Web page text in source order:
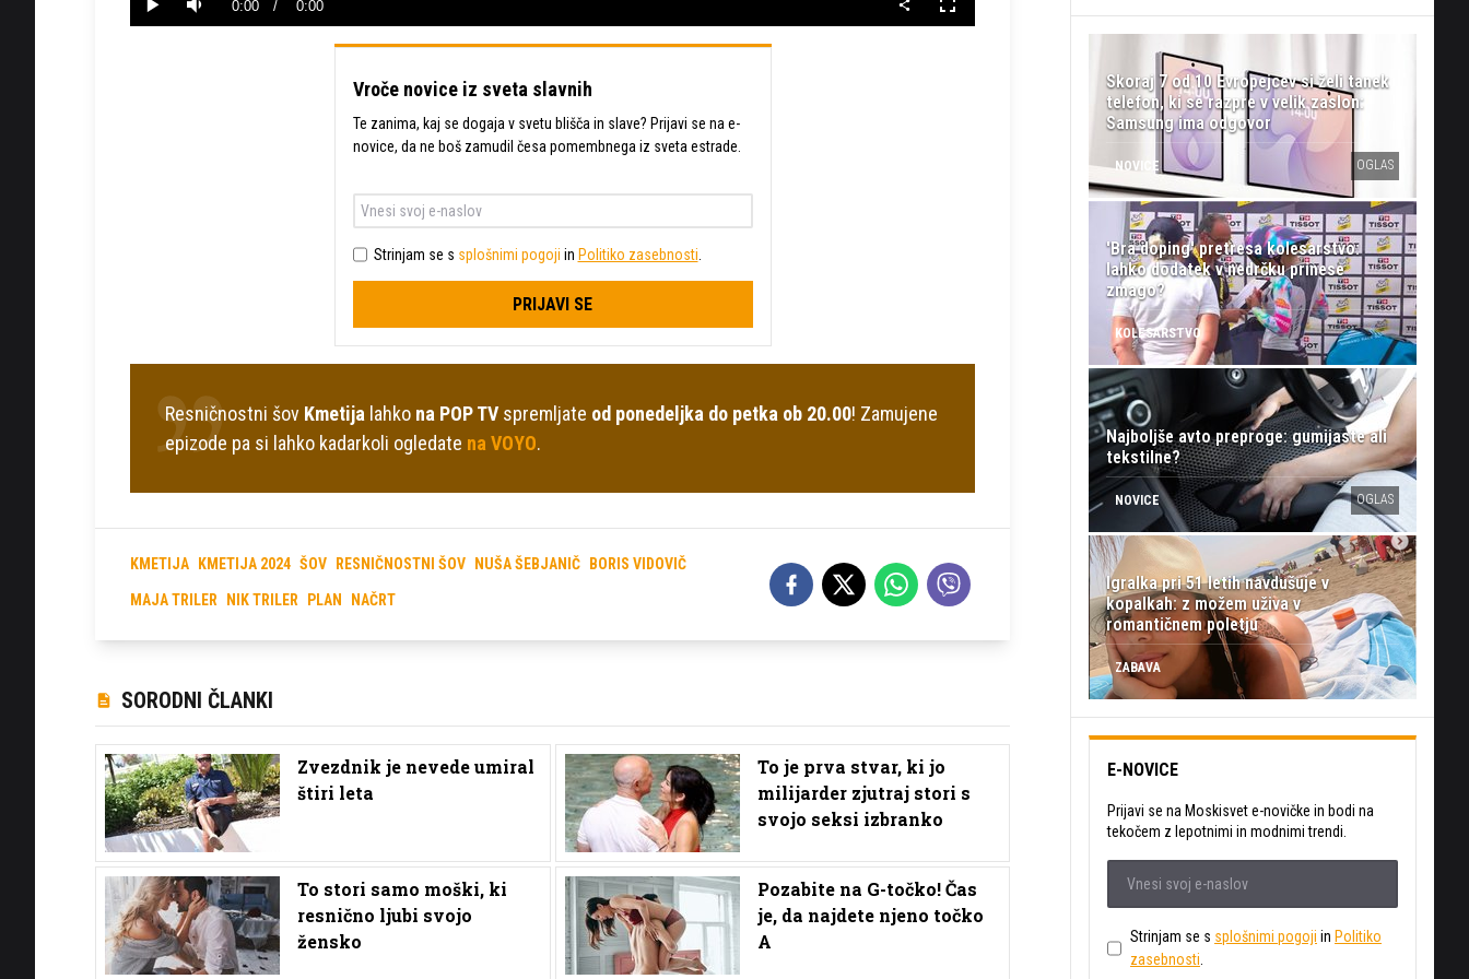
PredvajajTiho Current
0:00 / Duration
0:00
Celozaslonski
način
Vroče novice iz sveta slavnih
Te zanima, kaj se dogaja v svetu blišča in slave? Prijavi se na e-
novice, da ne boš zamudil česa pomembnega iz sveta estrade.
Strinjam se s splošnimi pogoji in Politiko zasebnosti
PRIJAVI SE
Resničnostni šov Kmetija lahko na POP TV spremljate od ponedeljka do petka ob 20.00! Zamujene
epizode pa si lahko kadarkoli ogledate na VOYO.
KMETIJA KMETIJA 2024 ŠOV RESNIČNOSTNI ŠOV NUŠA ŠEBJANIČ BORIS VIDOVIČ
MAJA TRILER NIK TRILER PLAN NAČRT
SORODNI ČLANKI
Zvezdnik je nevede umiral
štiri leta
To je prva stvar, ki jo
milijarder zjutraj stori s
svojo seksi izbranko
To stori samo moški, ki
resnično ljubi svojo
žensko
Pozabite na G-točko! Čas
je, da najdete njeno točko
A
Skoraj 7 od 10 Evropejcev si želi tanek
telefon, ki se razpre v velik zaslon:
Samsung ima odgovor
NOVICE OGLAS
'Bra doping' pretresa kolesarstvo:
lahko dodatek v nedrčku prinese
zmago?
KOLESARSTVO
Najboljše avto preproge: gumijaste ali
tekstilne?
NOVICE OGLAS
Igralka pri 51 letih navdušuje v
kopalkah: z možem uživa v
romantičnem poletju
ZABAVA
E-NOVICE
Prijavi se na Moskisvet e-novičke in bodi na
tekočem z lepotnimi in modnimi trendi.
Strinjam se s splošnimi pogoji in Politiko
zasebnosti